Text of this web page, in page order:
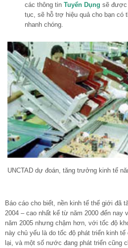
các thông tin Tuyển Dụng sẽ được
tục, sẽ hỗ trợ hiệu quả cho bạn
nhanh chóng.
UNCTAD dự đoán, tăng trưởng kinh tế
Báo cáo cho biết, nền kinh tế thế giới đã
2004 – cao nhất kể từ năm 2000 đến nay
năm 2005 nhưng chậm hơn, với tốc độ
này chủ yếu là do tốc độ phát triển kinh
lại, và một số nước đang phát triển cũng